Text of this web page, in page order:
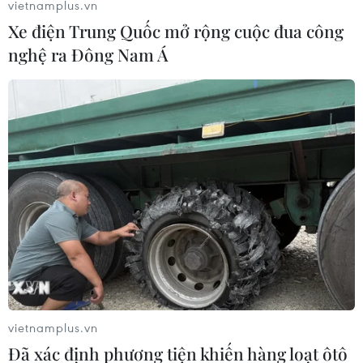
Lan tỏa phong trào học tiếng Việt trong
cộng đồng Việt Nam tại Áo
16/02/2020 03:14
Ngôn ngữ mẹ đẻ chính là nền tảng giúp các thế hệ
người Việt sinh ra và lớn lên tại Áo tìm hiểu về Tổ quốc
Việt Nam, khơi dậy tình yêu quê hương đất nước.
vietnamplus.vn
Xe điện Trung Quốc mở rộng cuộc đua công
nghệ ra Đông Nam Á
vietnamplus.vn
Đã xác định phương tiện khiến hàng loạt ôtô